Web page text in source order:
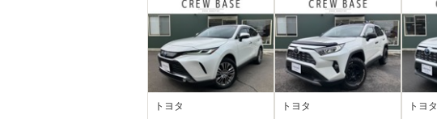
トヨタ トヨタ トヨタ